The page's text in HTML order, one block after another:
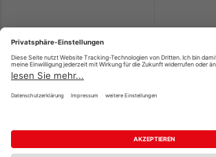
Öffnungszeiten:
Mo. – Fr.07:00 – 18:00
Sa.08:00 – 13:00
kein Verkauf)
Samstags nur Abholservice, keine
Rechnung*